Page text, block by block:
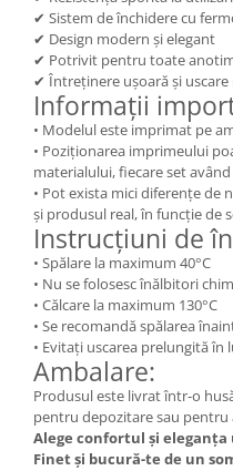
✔ Sistem de închidere cu
✔ Design modern și elegant
✔ Potrivit pentru toate
✔ Întreținere ușoară și uscare
Informații
• Modelul este imprimat pe
• Poziționarea imprimeului
materialului, fiecare set
• Pot exista mici diferențe de
și produsul real, în funcție de
Instrucțiuni de
• Spălare la maximum 40°C
• Nu se folosesc înălbitori
• Călcare la maximum 130°C
• Se recomandă spălarea
• Evitați uscarea prelungită în
Ambalare:
Produsul este livrat într-o
pentru depozitare sau pentru
Alege confortul și
Finet și bucură-te de un